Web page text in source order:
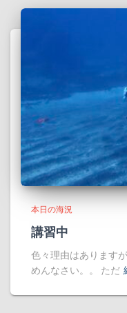
本日の海況
講習中
色々理由はあります
めんなさい。。 ただ